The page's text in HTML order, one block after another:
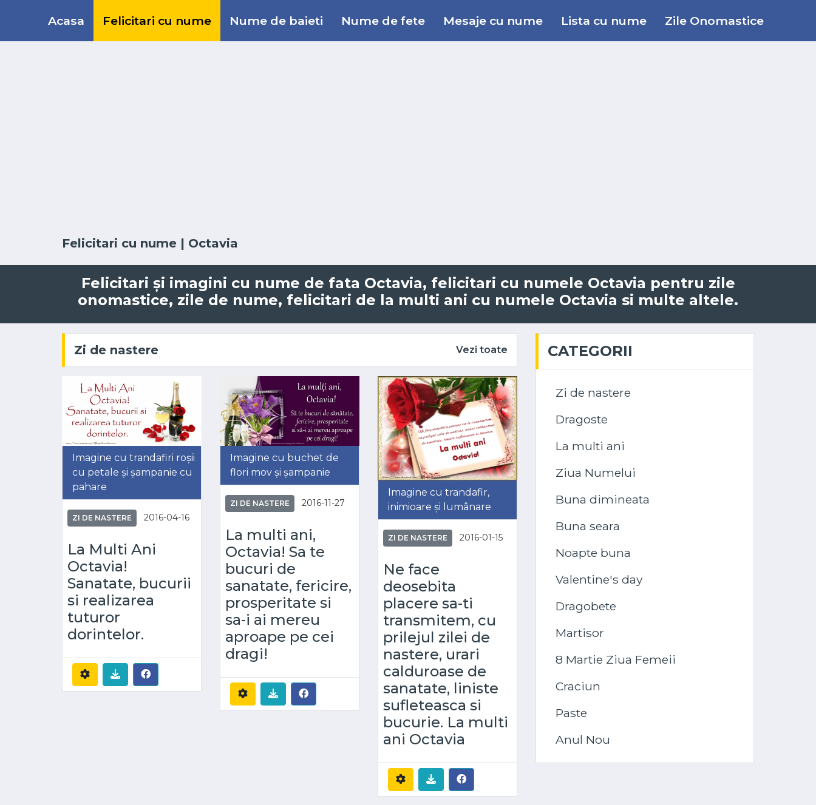
Acasa Felicitari cu nume Nume de baieti Nume de fete Mesaje cu nume Lista cu nume Zile Onomastice
Felicitari cu nume | Octavia
Felicitari și imagini cu nume de fata Octavia, felicitari cu numele Octavia pentru zile
onomastice, zile de nume, felicitari de la multi ani cu numele Octavia si multe altele.
Zi de nastere Vezi toate
Imagine cu trandafiri roșii
cu petale și șampanie cu
pahare
ZI DE NASTERE 2016-04-16
La Multi Ani
Octavia!
Sanatate, bucurii
si realizarea
tuturor
dorintelor.
Imagine cu buchet de
flori mov și șampanie
ZI DE NASTERE 2016-11-27
La multi ani,
Octavia! Sa te
bucuri de
sanatate, fericire,
prosperitate si
sa-i ai mereu
aproape pe cei
dragi!
Imagine cu trandafir,
inimioare și lumânare
ZI DE NASTERE 2016-01-15
Ne face
deosebita
placere sa-ti
transmitem, cu
prilejul zilei de
nastere, urari
calduroase de
sanatate, liniste
sufleteasca si
bucurie. La multi
ani Octavia
CATEGORII
Zi de nastere
Dragoste
La multi ani
Ziua Numelui
Buna dimineata
Buna seara
Noapte buna
Valentine's day
Dragobete
Martisor
8 Martie Ziua Femeii
Craciun
Paste
Anul Nou